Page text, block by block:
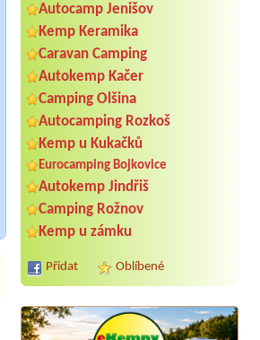
Autocamp Jenišov
Kemp Keramika
Caravan Camping
Autokemp Kačer
Camping Olšina
Autocamping Rozkoš
Kemp u Kukačků
Eurocamping Bojkovice
Autokemp Jindřiš
Camping Rožnov
Kemp u zámku
Přidat Oblíbené